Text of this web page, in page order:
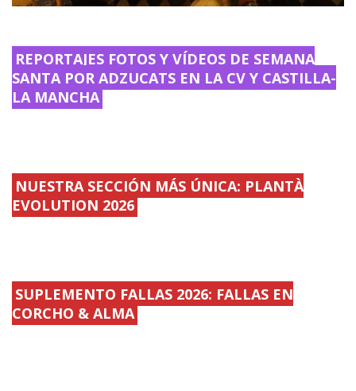
REPORTAJES FOTOS Y VÍDEOS DE SEMANA
SANTA POR ADZUCATS EN LA CV Y CASTILLA-
LA MANCHA
NUESTRA SECCIÓN MÁS ÚNICA: PLANTÀ
EVOLUTION 2026
SUPLEMENTO FALLAS 2026: FALLAS EN
CORCHO & ALMA